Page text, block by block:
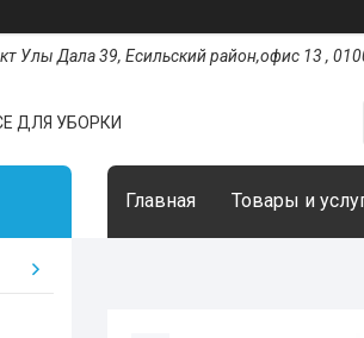
Улы Дала 39, Есильский район,офис 13 ,
ДЛЯ УБОРКИ
Главная Товары и